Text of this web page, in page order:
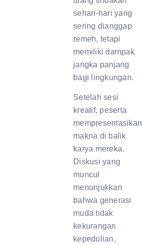
sehari-hari yang
sering dianggap
remeh, tetapi
memiliki dampak
jangka panjang
bagi lingkungan.
Setelah sesi
kreatif, peserta
mempresentasikan
makna di balik
karya mereka.
Diskusi yang
muncul
menunjukkan
bahwa generasi
muda tidak
kekurangan
kepedulian,